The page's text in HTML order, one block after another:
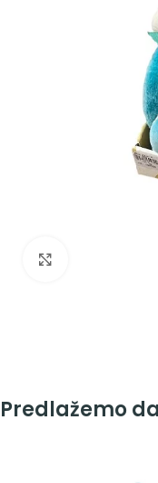
Predlažemo